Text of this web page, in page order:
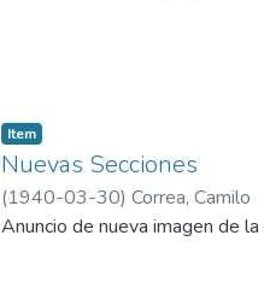
Item
Nuevas Secciones
(1940-03-30) Correa, Camilo
Anuncio de nueva imagen de